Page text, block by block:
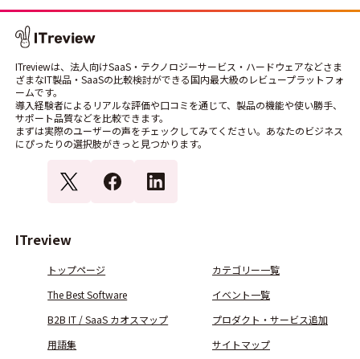
ITreviewは、法人向けSaaS・テクノロジーサービス・ハードウェアなどさま
ざまなIT製品・SaaSの比較検討ができる国内最大級のレビュープラットフォ
ームです。
導入経験者によるリアルな評価や口コミを通じて、製品の機能や使い勝手、
サポート品質などを比較できます。
まずは実際のユーザーの声をチェックしてみてください。あなたのビジネス
にぴったりの選択肢がきっと見つかります。
ITreview
トップページ
カテゴリー一覧
The Best Software
イベント一覧
B2B IT / SaaS カオスマップ
プロダクト・サービス追加
用語集
サイトマップ